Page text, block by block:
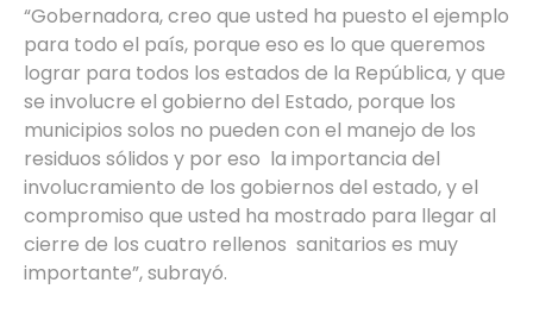
“Gobernadora, creo que usted ha puesto el ejemplo
para todo el país, porque eso es lo que queremos
lograr para todos los estados de la República, y que
se involucre el gobierno del Estado, porque los
municipios solos no pueden con el manejo de los
residuos sólidos y por eso la importancia del
involucramiento de los gobiernos del estado, y el
compromiso que usted ha mostrado para llegar al
cierre de los cuatro rellenos sanitarios es muy
importante”, subrayó.